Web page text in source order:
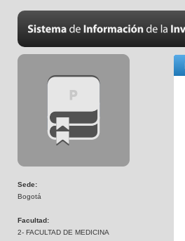
Sede:
Bogotá
Facultad:
2- FACULTAD DE MEDICINA